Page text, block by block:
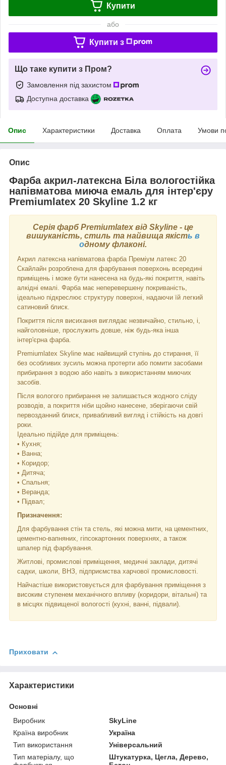
Купити
або
Купити з
Що таке купити з Пром?
Замовлення під захистом
Доступна доставка
Опис Характеристики Доставка Оплата Умови
Опис
Фарба акрил-латексна Біла вологостійка
напівматова миюча емаль для інтер'єру
Premiumlatex 20 Skyline 1.2 кг
Серія фарб Premiumlatex від Skyline - це
вишуканість, стиль та найвища якість в
одному флаконі.
Акрил латексна напівматова фарба Преміум латекс 20
Скайлайн розроблена для фарбування поверхонь всередині
приміщень і може бути нанесена на будь-які покриття, навіть
алкідні емалі. Фарба має неперевершену покриваність,
ідеально підкреслює структуру поверхні, надаючи їй легкий
сатиновий блиск.
Покриття після висихання виглядає незвичайно, стильно, і,
найголовніше, прослужить довше, ніж будь-яка інша
інтер'єрна фарба.
Premiumlatex Skyline має найвищий ступінь до стирання, її
без особливих зусиль можна протерти або помити засобами
прибирання з водою або навіть з використанням миючих
засобів.
Після вологого прибирання не залишається жодного сліду
розводів, а покриття ніби щойно нанесене, зберігаючи свій
первозданний блиск, привабливий вигляд і стійкість на довгі
роки.
Ідеально підійде для приміщень:
• Кухня;
• Ванна;
• Коридор;
• Дитяча;
• Спальня;
• Веранда;
• Підвал;
Призначення:
Для фарбування стін та стель, які можна мити, на цементних,
цементно-вапняних, гіпсокартонних поверхнях, а також
шпалер під фарбування.
Житлові, промислові приміщення, медичні заклади, дитячі
садки, школи, ВНЗ, підприємства харчової промисловості.
Найчастіше використовується для фарбування приміщення з
високим ступенем механічного впливу (коридори, вітальні) та
в місцях підвищеної вологості (кухні, ванні, підвали).
Приховати
Характеристики
Основні
Виробник
SkyLine
Країна виробник
Україна
Тип використання
Універсальний
Тип матеріалу, що
Штукатурка, Цегла, Дерево,